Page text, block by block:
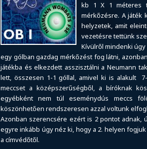
kb 1 X 1 méteres
mérkőzésre. A játék
helyzetek, amit
vezetésre tettünk
Kívülről mindenki
egy gólban gazdag mérkőzést fog látni,
játékba és elkezdett asszisztálni a Neumann
lett, összesen 1-1 góllal, amivel ki is alakult
meccset a középszerűségből, a bíróknak
egyébként nem túl eseménydús meccs
köszönhetően rendszeresen azzal voltunk
Azonban szerencsére ezért is 2 pontot
egyre inkább úgy néz ki, hogy a 2. helyen
a címvédőtől.